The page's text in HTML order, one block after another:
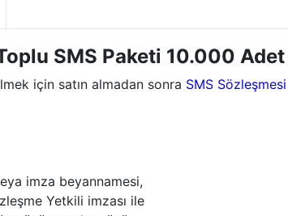
SMS Paketi 10.000 Adet
için satın almadan sonra SMS
imza beyannamesi,
Yetkili imzası ile